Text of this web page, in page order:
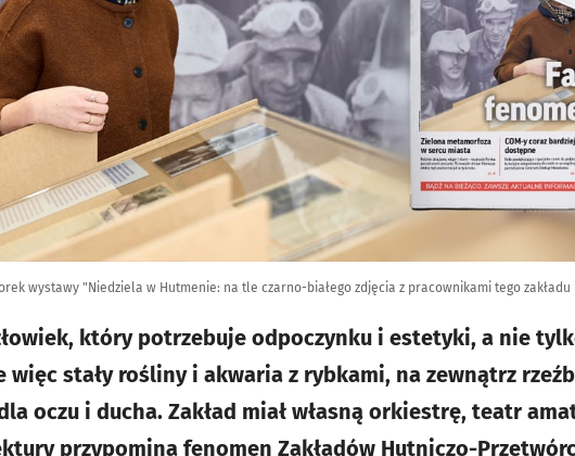
wystawy "Niedziela w Hutmenie: na tle czarno-białego zdjęcia z pracownikami tego
który potrzebuje odpoczynku i estetyki, a nie
więc stały rośliny i akwaria z rybkami, na zewnątrz
oczu i ducha. Zakład miał własną orkiestrę, teatr
przypomina fenomen Zakładów Hutniczo-